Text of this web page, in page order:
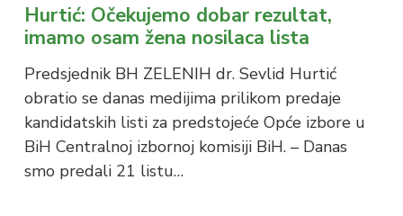
Hurtić: Očekujemo dobar rezultat,
imamo osam žena nosilaca lista
Predsjednik BH ZELENIH dr. Sevlid Hurtić
obratio se danas medijima prilikom predaje
kandidatskih listi za predstojeće Opće izbore u
BiH Centralnoj izbornoj komisiji BiH. – Danas
smo predali 21 listu…